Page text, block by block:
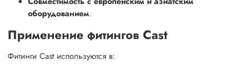
оборудованием.
Применение фитингов Cast
Фитинги Cast используются в: